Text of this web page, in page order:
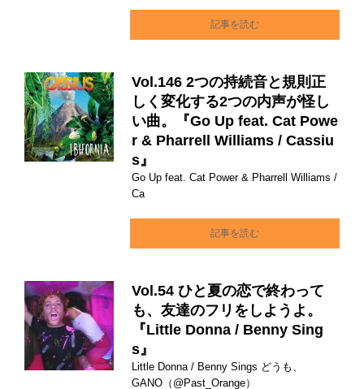
記事を読む
Vol.146 2つの持続音と規則正
しく変化する2つの内声が怪し
い曲。『Go Up feat. Cat Powe
r & Pharrell Williams / Cassiu
s』
Go Up feat. Cat Power & Pharrell Williams /
Ca
記事を読む
Vol.54 ひと夏の恋で終わって
も、友達のフリをしようよ。
『Little Donna / Benny Sing
s』
Little Donna / Benny Sings どうも、
GANO（@Past_Orange）